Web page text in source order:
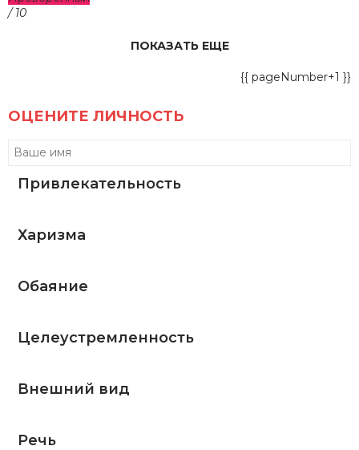
/ 10
ПОКАЗАТЬ ЕЩЕ
{{ pageNumber+1 }}
ОЦЕНИТЕ ЛИЧНОСТЬ
Привлекательность
Харизма
Обаяние
Целеустремленность
Внешний вид
Речь